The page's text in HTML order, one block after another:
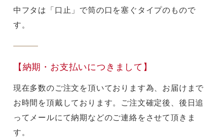
中フタは「口止」で筒の口を塞ぐタイプのもので
す。
【納期・お支払いにつきまして】
現在多数のご注文を頂いております為、お届けまで
お時間を頂戴しております。ご注文確定後、後日追
ってメールにて納期などのご連絡をさせて頂きま
す。